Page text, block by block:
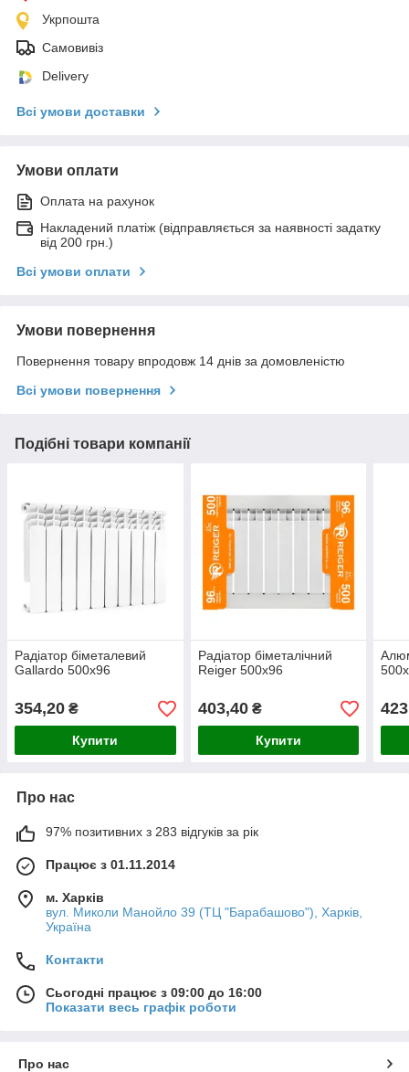
Укрпошта
Самовивіз
Delivery
Всі умови доставки
Умови оплати
Оплата на рахунок
Накладений платіж (відправляється за наявності задатку
від 200 грн.)
Всі умови оплати
Умови повернення
Повернення товару впродовж 14 днів за домовленістю
Всі умови повернення
Подібні товари компанії
Радіатор біметалевий
Gallardo 500х96
354,20 ₴
Купити
Радіатор біметалічний
Reiger 500х96
403,40₴
Купити
Про нас
97% позитивних з 283 відгуків за рік
Працює з 01.11.2014
м. Харків
вул. Миколи Манойло 39 (ТЦ "Барабашово"), Харків,
Україна
Контакти
Сьогодні працює з 09:00 до 16:00
Показати весь графік роботи
Про нас